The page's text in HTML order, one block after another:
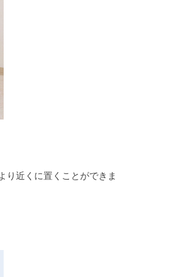
り近くに置くことができま